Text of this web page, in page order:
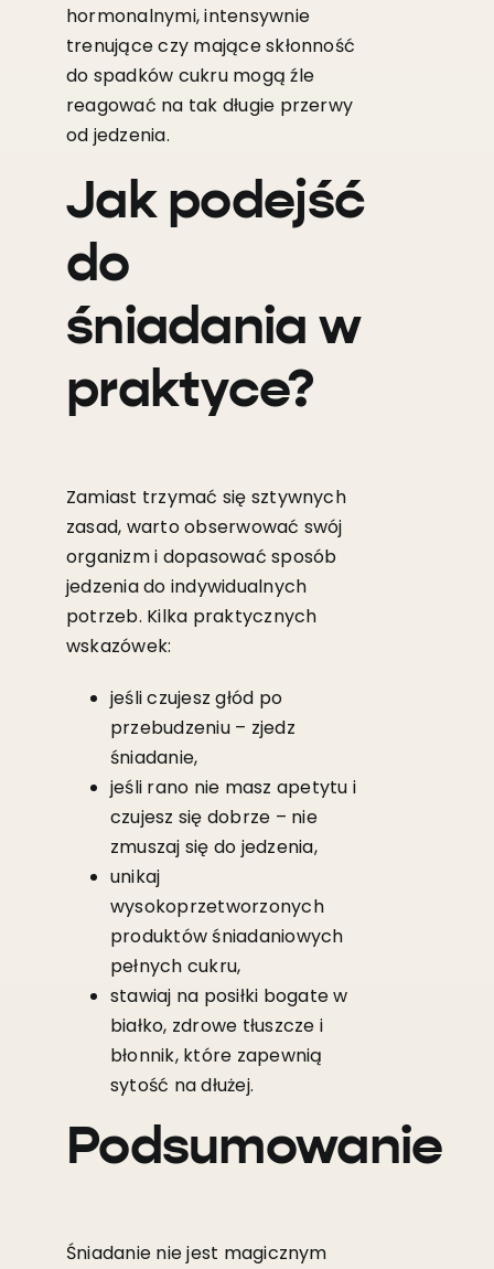
hormonalnymi, intensywnie
trenujące czy mające skłonność
do spadków cukru mogą źle
reagować na tak długie przerwy
od jedzenia.
Jak podejść
do
śniadania w
praktyce?
Zamiast trzymać się sztywnych
zasad, warto obserwować swój
organizm i dopasować sposób
jedzenia do indywidualnych
potrzeb. Kilka praktycznych
wskazówek:
jeśli czujesz głód po
przebudzeniu – zjedz
śniadanie,
jeśli rano nie masz apetytu i
czujesz się dobrze – nie
zmuszaj się do jedzenia,
unikaj
wysokoprzetworzonych
produktów śniadaniowych
pełnych cukru,
stawiaj na posiłki bogate w
białko, zdrowe tłuszcze i
błonnik, które zapewnią
sytość na dłużej.
Podsumowanie
Śniadanie nie jest magicznym